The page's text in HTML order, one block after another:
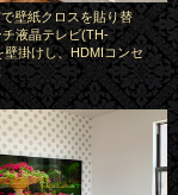
壁紙クロスを貼り替
チ液晶テレビ(TH-
壁掛けし、HDMIコンセ